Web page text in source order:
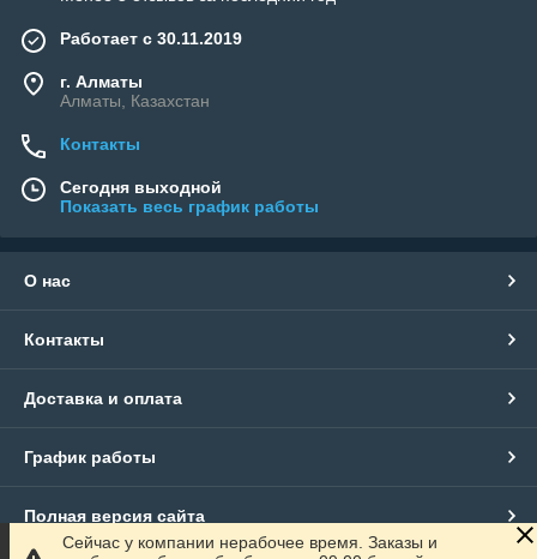
Работает с 30.11.2019
г. Алматы
Алматы, Казахстан
Контакты
Сегодня выходной
Показать весь график работы
О нас
Контакты
Доставка и оплата
График работы
Полная версия сайта
Сейчас у компании нерабочее время. Заказы и